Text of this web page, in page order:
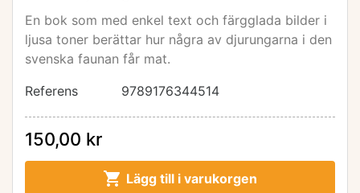
En bok som med enkel text och färgglada bilder i
ljusa toner berättar hur några av djurungarna i den
svenska faunan får mat.
Referens
9789176344514
150,00 kr
 Lägg till i varukorgen